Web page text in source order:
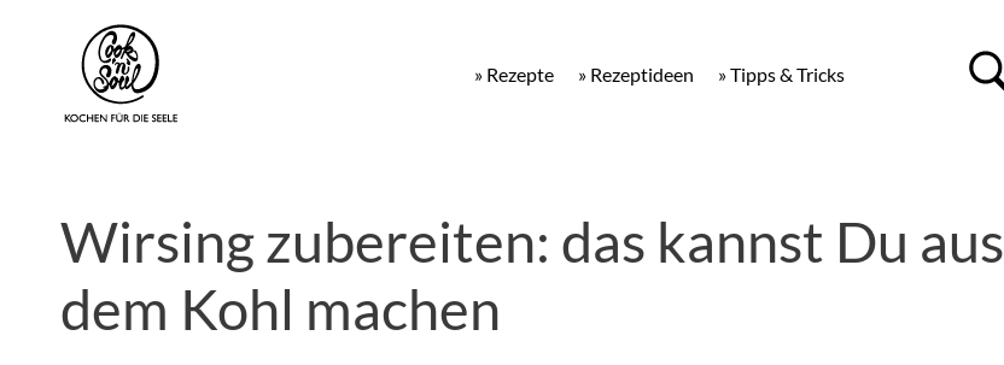
» Tipps & Tricks
» Rezeptideen
» Rezepte
Wirsing zubereiten: das kannst Du aus
dem Kohl machen